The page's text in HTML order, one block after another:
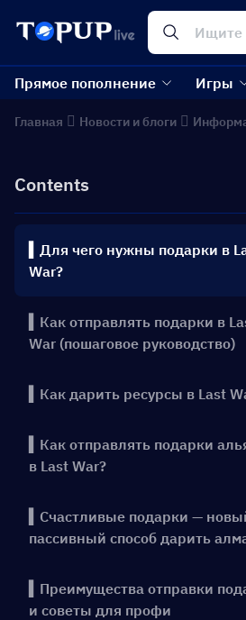
Прямое пополнение Игры
Главная Новости и блоги
Contents
▍Для чего нужны подарки в
War?
▍Как отправлять подарки в
War (пошаговое руководство)
▍Как дарить ресурсы в Last
▍Как отправлять подарки
в Last War?
▍Счастливые подарки —
пассивный способ дарить
▍Преимущества отправки
и советы для профи